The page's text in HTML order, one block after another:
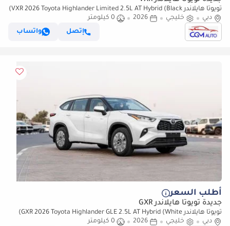
تويوتا هايلاندر VXR 2026 Toyota Highlander Limited 2.5L AT Hybrid (Black)
دبي
خليجي 2026
0 كيلومتر
إتصل
واتساب
أطلب السعر
جديدة تويوتا هايلاندر GXR
تويوتا هايلاندر GXR 2026 Toyota Highlander GLE 2.5L AT Hybrid (White)
دبي
خليجي 2026
0 كيلومتر